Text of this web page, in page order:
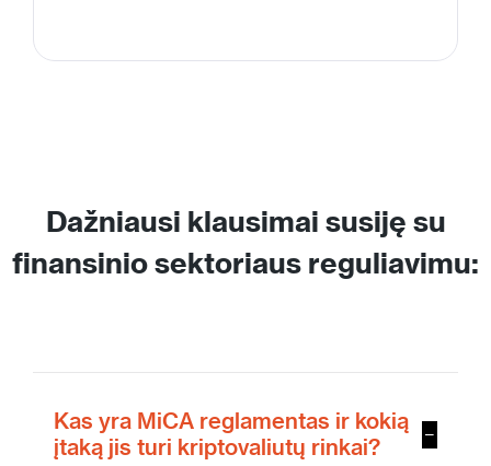
Dažniausi klausimai susiję su
finansinio sektoriaus reguliavimu:
Kas yra MiCA reglamentas ir kokią
įtaką jis turi kriptovaliutų rinkai?